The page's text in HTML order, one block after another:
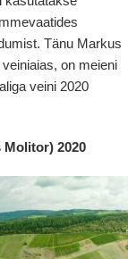
Tänu Markus
on meieni
veini 2020
Molitor) 2020